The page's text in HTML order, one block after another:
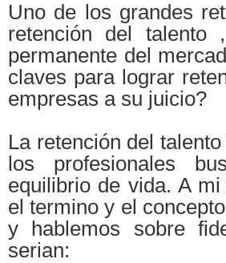
Uno de los grandes
retención del talento
permanente del
claves para lograr
empresas a su juicio?
La retención del
los profesionales
equilibrio de vida. A
el termino y el
y hablemos sobre
serian: